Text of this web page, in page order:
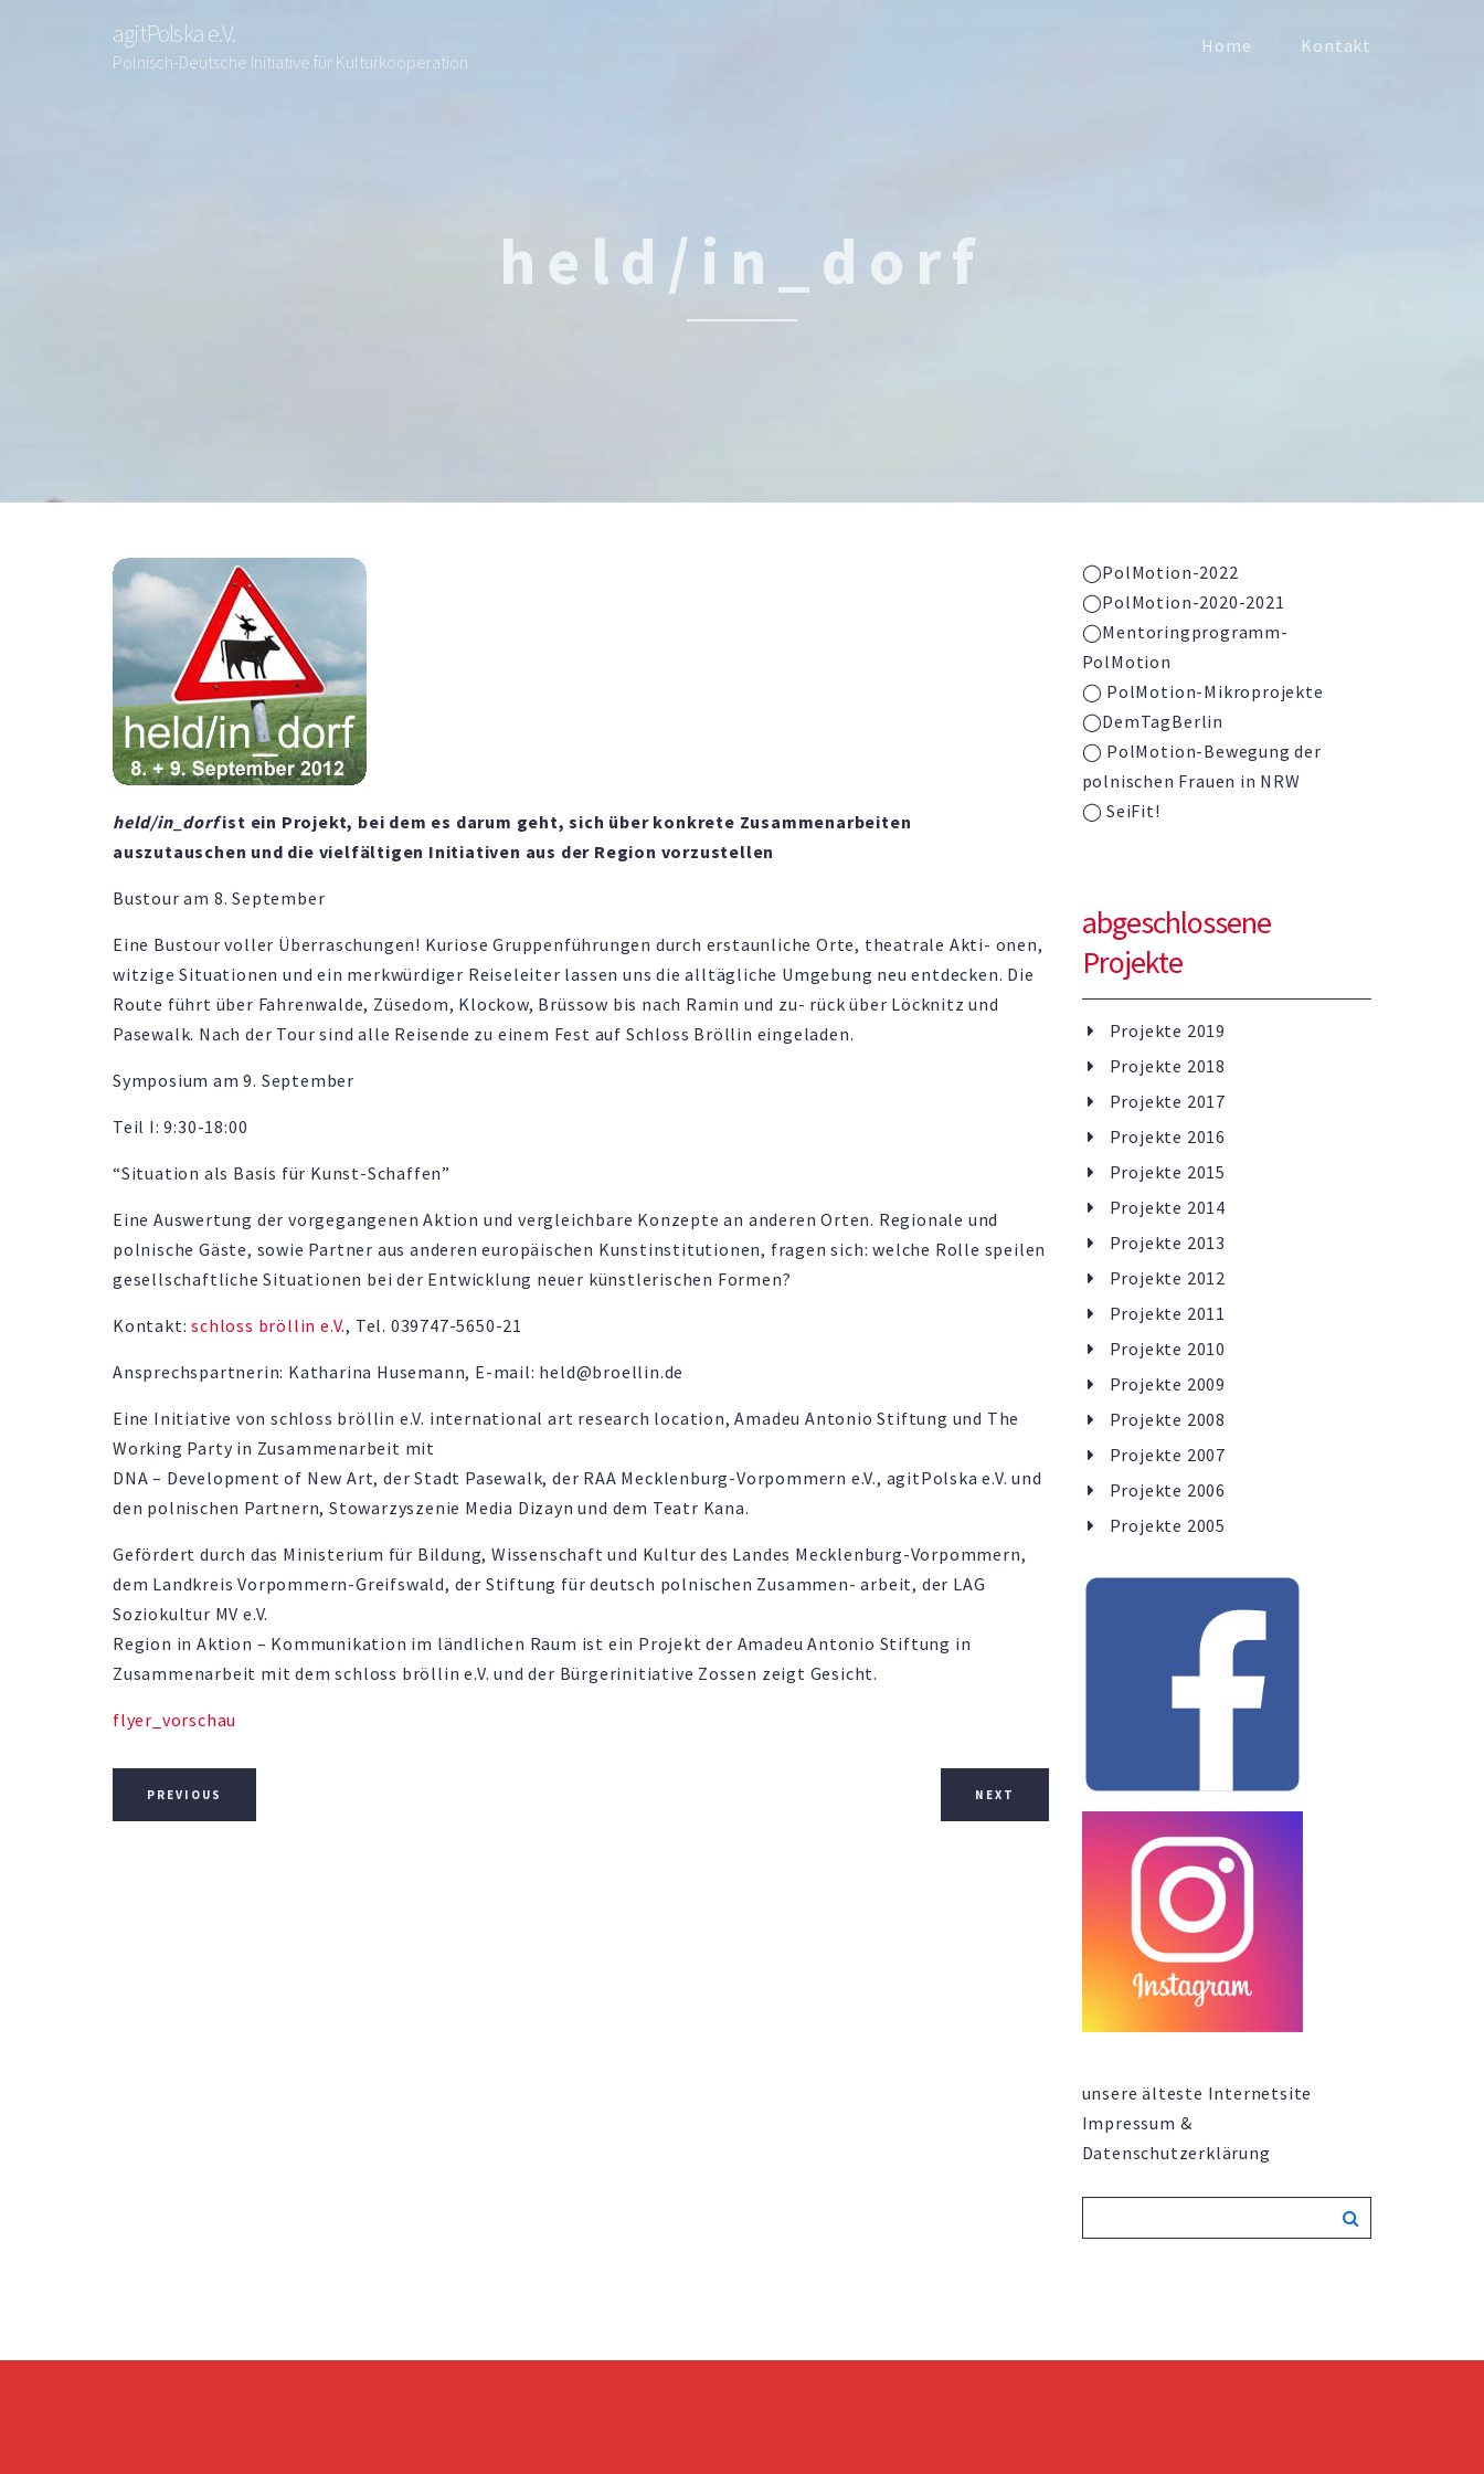
agitPolska e.V.
Polnisch-Deutsche Initiative für Kulturkooperation
Home Kontakt
held/in_dorf
held/in_dorfist ein Projekt, bei dem es darum geht, sich über konkrete Zusammenarbeiten
auszutauschen und die vielfältigen Initiativen aus der Region vorzustellen
Bustour am 8. September
Eine Bustour voller Überraschungen! Kuriose Gruppenführungen durch erstaunliche Orte, theatrale Akti- onen,
witzige Situationen und ein merkwürdiger Reiseleiter lassen uns die alltägliche Umgebung neu entdecken. Die
Route führt über Fahrenwalde, Züsedom, Klockow, Brüssow bis nach Ramin und zu- rück über Löcknitz und
Pasewalk. Nach der Tour sind alle Reisende zu einem Fest auf Schloss Bröllin eingeladen.
Symposium am 9. September
Teil I: 9:30-18:00
“Situation als Basis für Kunst-Schaffen”
Eine Auswertung der vorgegangenen Aktion und vergleichbare Konzepte an anderen Orten. Regionale und
polnische Gäste, sowie Partner aus anderen europäischen Kunstinstitutionen, fragen sich: welche Rolle speilen
gesellschaftliche Situationen bei der Entwicklung neuer künstlerischen Formen?
Kontakt:schloss bröllin e.V., Tel. 039747-5650-21
Ansprechspartnerin: Katharina Husemann, E-mail: held@broellin.de
Eine Initiative von schloss bröllin e.V. international art research location, Amadeu Antonio Stiftung und The
Working Party in Zusammenarbeit mit
DNA – Development of New Art, der Stadt Pasewalk, der RAA Mecklenburg-Vorpommern e.V., agitPolska e.V. und
den polnischen Partnern, Stowarzyszenie Media Dizayn und dem Teatr Kana.
Gefördert durch das Ministerium für Bildung, Wissenschaft und Kultur des Landes Mecklenburg-Vorpommern,
dem Landkreis Vorpommern-Greifswald, der Stiftung für deutsch polnischen Zusammen- arbeit, der LAG
Soziokultur MV e.V.
Region in Aktion – Kommunikation im ländlichen Raum ist ein Projekt der Amadeu Antonio Stiftung in
Zusammenarbeit mit dem schloss bröllin e.V. und der Bürgerinitiative Zossen zeigt Gesicht.
flyer_vorschau
PREVIOUS NEXT
◯PolMotion-2022
◯PolMotion-2020-2021
◯Mentoringprogramm-
PolMotion
◯ PolMotion-Mikroprojekte
◯DemTagBerlin
◯ PolMotion-Bewegung der
polnischen Frauen in NRW
◯ SeiFit!
abgeschlossene
Projekte
Projekte 2019
Projekte 2018
Projekte 2017
Projekte 2016
Projekte 2015
Projekte 2014
Projekte 2013
Projekte 2012
Projekte 2011
Projekte 2010
Projekte 2009
Projekte 2008
Projekte 2007
Projekte 2006
Projekte 2005
unsere älteste Internetsite
Impressum &
Datenschutzerklärung